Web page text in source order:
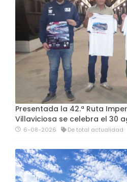
Presentada la 42.ª Ruta
Villaviciosa se celebra el 30
6-08-2026 De total actualidad